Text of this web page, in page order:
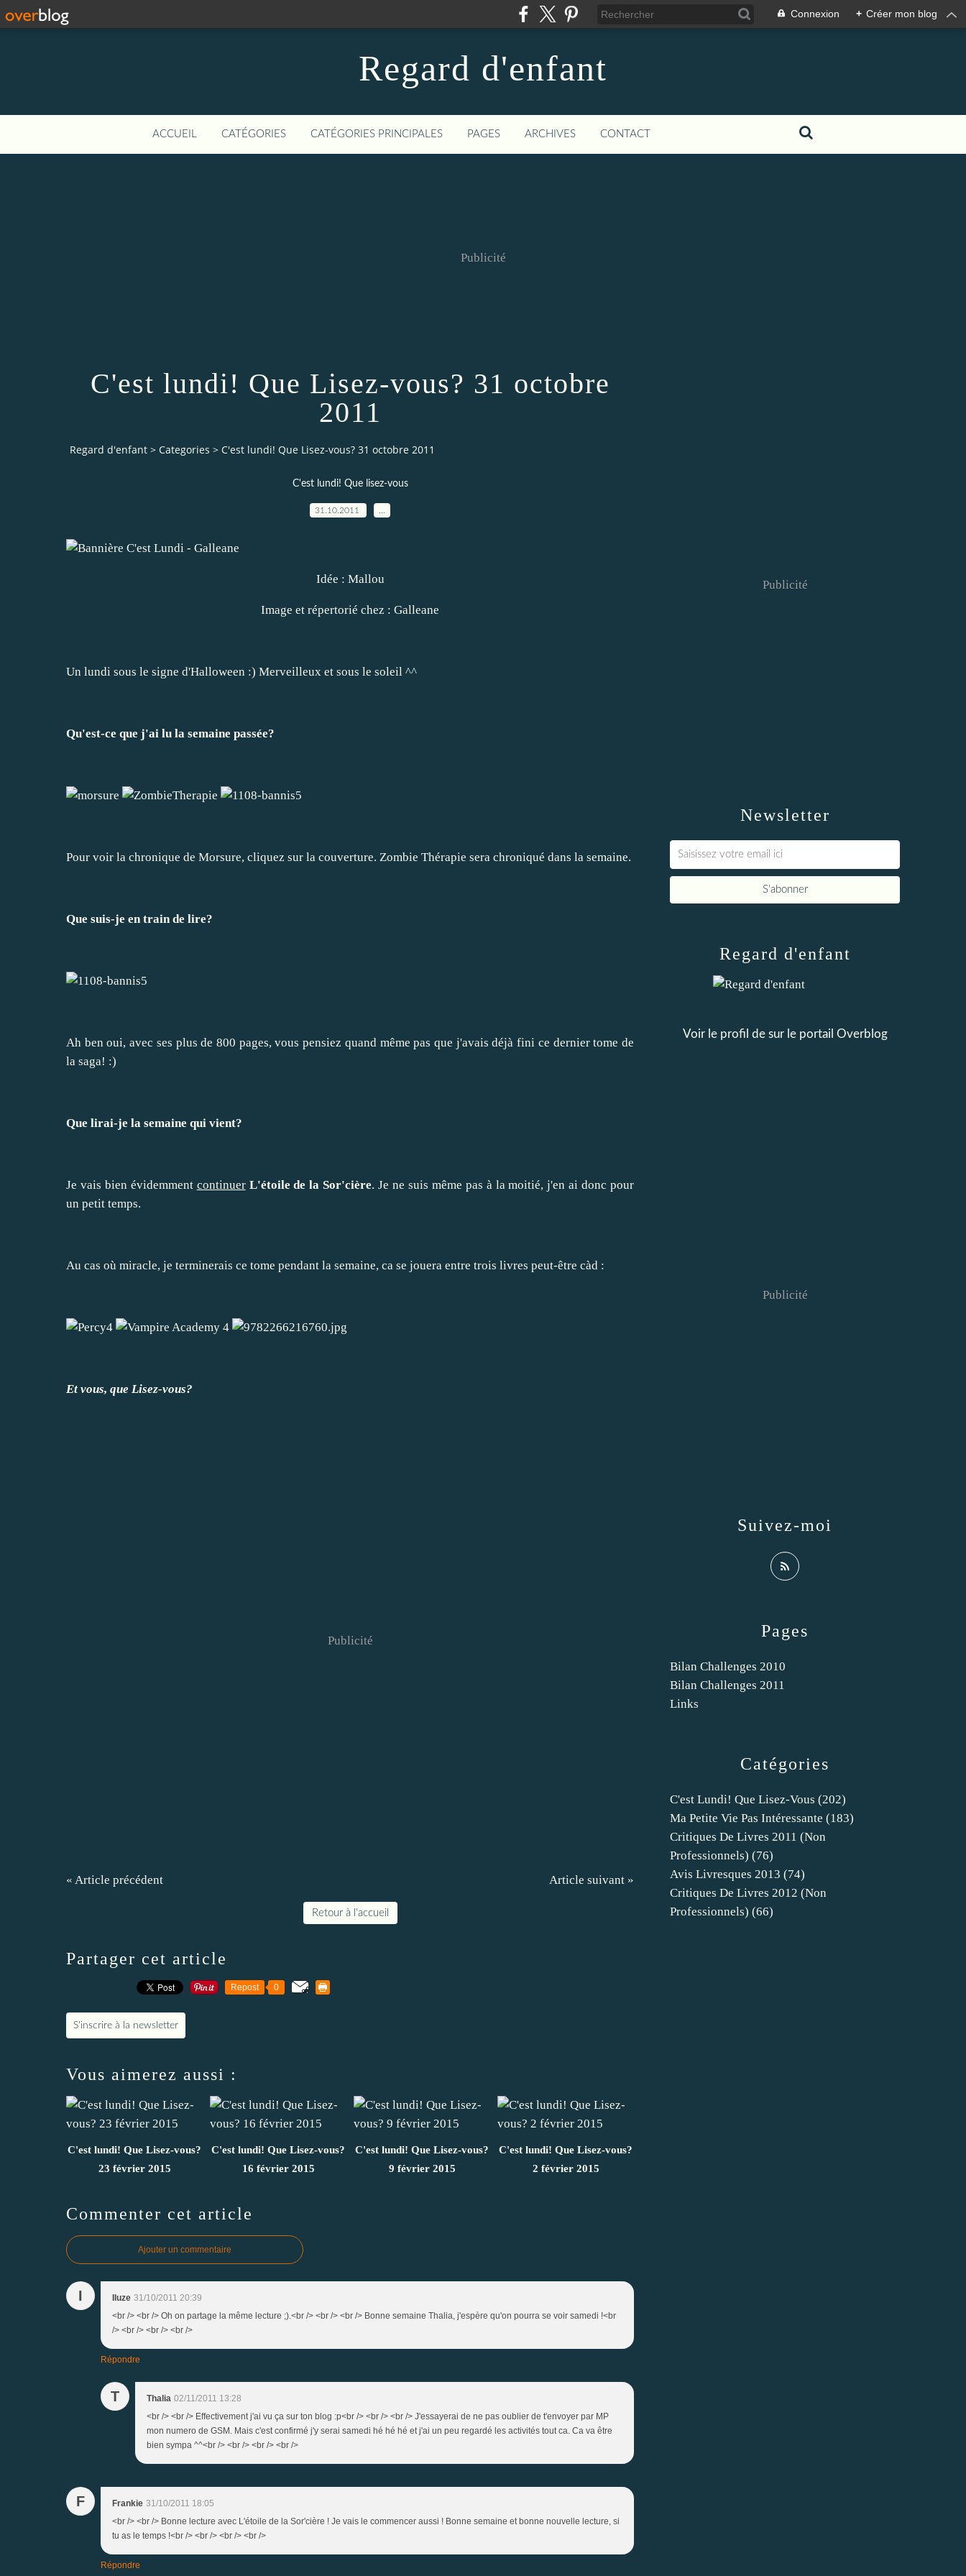
Connexion + Créer mon blog
Regard d'enfant
ACCUEIL CATÉGORIES CATÉGORIES PRINCIPALES PAGES ARCHIVES CONTACT
Publicité
C'est lundi! Que Lisez-vous? 31 octobre
2011
Regard d'enfant > Categories > C'est lundi! Que Lisez-vous? 31 octobre 2011
C'est lundi! Que lisez-vous
31.10.2011
Idée : Mallou
Image et répertorié chez : Galleane
Un lundi sous le signe d'Halloween :) Merveilleux et sous le soleil ^^
Qu'est-ce que j'ai lu la semaine passée?
Pour voir la chronique de Morsure, cliquez sur la couverture. Zombie Thérapie sera chroniqué dans la semaine.
Que suis-je en train de lire?
Ah ben oui, avec ses plus de 800 pages, vous pensiez quand même pas que j'avais déjà fini ce dernier tome de
la saga! :)
Que lirai-je la semaine qui vient?
Je vais bien évidemment continuer L'étoile de la Sor'cière. Je ne suis même pas à la moitié, j'en ai donc pour
un petit temps.
Au cas où miracle, je terminerais ce tome pendant la semaine, ca se jouera entre trois livres peut-être càd :
Et vous, que Lisez-vous?
Publicité
« Article précédent Article suivant »
Retour à l'accueil
Partager cet article
Repost 0
S'inscrire à la newsletter
Vous aimerez aussi :
C'est lundi! Que Lisez-vous?
23 février 2015
C'est lundi! Que Lisez-vous?
16 février 2015
C'est lundi! Que Lisez-vous?
9 février 2015
C'est lundi! Que Lisez-vous?
2 février 2015
Commenter cet article
Ajouter un commentaire
I Iluze 31/10/2011 20:39
<br /> <br /> Oh on partage la même lecture ;).<br /> <br /> <br /> Bonne semaine Thalia, j'espère qu'on pourra se voir samedi !<br
/> <br /> <br /> <br />
Répondre
T Thalia 02/11/2011 13:28
<br /> <br /> Effectivement j'ai vu ça sur ton blog :p<br /> <br /> <br /> J'essayerai de ne pas oublier de t'envoyer par MP
mon numero de GSM. Mais c'est confirmé j'y serai samedi hé hé hé et j'ai un peu regardé les activités tout ca. Ca va être
bien sympa ^^<br /> <br /> <br /> <br />
F Frankie 31/10/2011 18:05
<br /> <br /> Bonne lecture avec L'étoile de la Sor'cière ! Je vais le commencer aussi ! Bonne semaine et bonne nouvelle lecture, si
tu as le temps !<br /> <br /> <br /> <br />
Répondre
Newsletter
Publicité
Catégories
C'est Lundi! Que Lisez-Vous (202)
Ma Petite Vie Pas Intéressante (183)
Critiques De Livres 2011 (non
Professionnels) (76)
Avis Livresques 2013 (74)
Critiques De Livres 2012 (non
Professionnels) (66)
Pages
Bilan Challenges 2010
Bilan Challenges 2011
Links
Regard d'enfant
Voir le profil de sur le portail Overblog
Suivez-moi
Publicité